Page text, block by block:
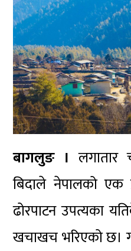
बागलुङ ।लगातार
बिदाले नेपालको एक
ढोरपाटन उपत्यका
खचाखच भरिएको छ।